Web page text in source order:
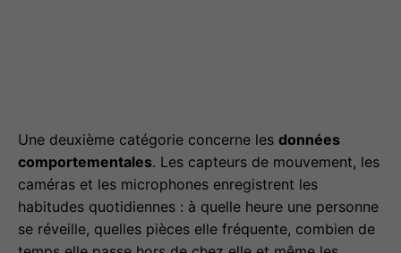
Une deuxième catégorie concerne les données
comportementales. Les capteurs de mouvement, les
caméras et les microphones enregistrent les
habitudes quotidiennes : à quelle heure une personne
se réveille, quelles pièces elle fréquente, combien de